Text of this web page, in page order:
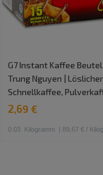
G7 Instant Kaffee Beutel
Trung Nguyen |
Schnellkaffee,
2,69 €
0.03 Kilogramm | 89,67 € /